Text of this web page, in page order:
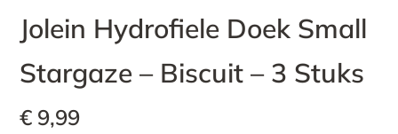
Jolein Hydrofiele Doek Small
Stargaze – Biscuit – 3 Stuks
€ 9,99